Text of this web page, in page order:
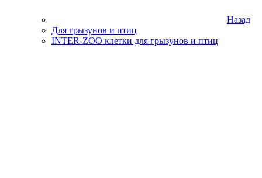
Назад
Для грызунов и птиц
INTER-ZOO клетки для грызунов и птиц